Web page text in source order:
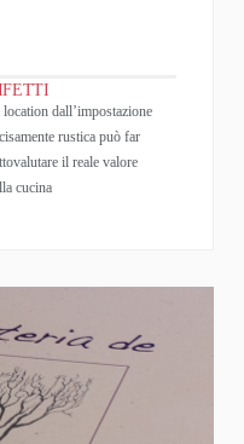
location dall’impostazione
rustica può far
il reale valore
cucina